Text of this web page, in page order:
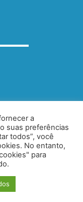
a
suas preferências
todos”, você
No entanto,
para